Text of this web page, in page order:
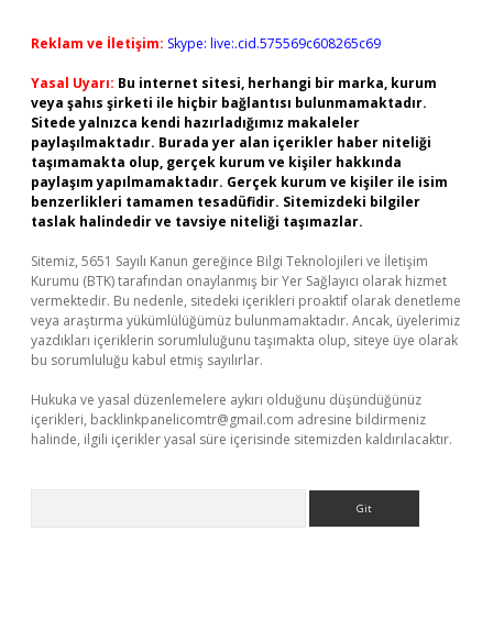
Reklam ve İletişim: Skype: live:.cid.575569c608265c69
Yasal Uyarı: Bu internet sitesi, herhangi bir marka, kurum
veya şahıs şirketi ile hiçbir bağlantısı bulunmamaktadır.
Sitede yalnızca kendi hazırladığımız makaleler
paylaşılmaktadır. Burada yer alan içerikler haber niteliği
taşımamakta olup, gerçek kurum ve kişiler hakkında
paylaşım yapılmamaktadır. Gerçek kurum ve kişiler ile isim
benzerlikleri tamamen tesadüfidir. Sitemizdeki bilgiler
taslak halindedir ve tavsiye niteliği taşımazlar.
Sitemiz, 5651 Sayılı Kanun gereğince Bilgi Teknolojileri ve İletişim
Kurumu (BTK) tarafından onaylanmış bir Yer Sağlayıcı olarak hizmet
vermektedir. Bu nedenle, sitedeki içerikleri proaktif olarak denetleme
veya araştırma yükümlülüğümüz bulunmamaktadır. Ancak, üyelerimiz
yazdıkları içeriklerin sorumluluğunu taşımakta olup, siteye üye olarak
bu sorumluluğu kabul etmiş sayılırlar.
Hukuka ve yasal düzenlemelere aykırı olduğunu düşündüğünüz
içerikleri, backlinkpanelicomtr@gmail.com adresine bildirmeniz
halinde, ilgili içerikler yasal süre içerisinde sitemizden kaldırılacaktır.